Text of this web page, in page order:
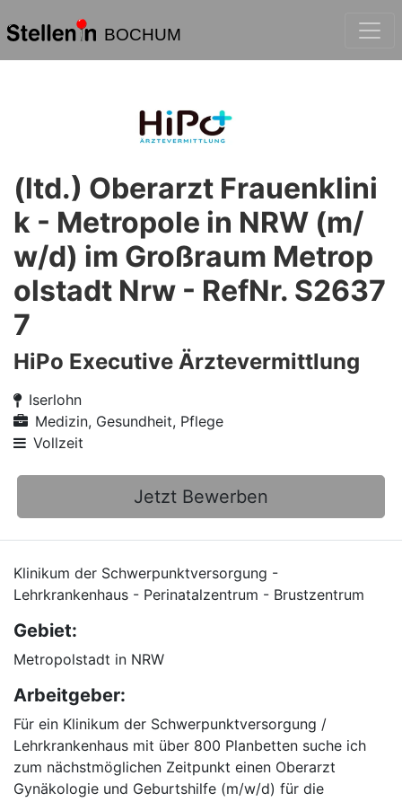
BOCHUM
(ltd.) Oberarzt Frauenklini
k - Metropole in NRW (m/
w/d) im Großraum Metrop
olstadt Nrw - RefNr. S2637
7
HiPo Executive Ärztevermittlung
Iserlohn
Medizin, Gesundheit, Pflege
Vollzeit
Jetzt Bewerben
Klinikum der Schwerpunktversorgung -
Lehrkrankenhaus - Perinatalzentrum - Brustzentrum
Gebiet:
Metropolstadt in NRW
Arbeitgeber:
Für ein Klinikum der Schwerpunktversorgung /
Lehrkrankenhaus mit über 800 Planbetten suche ich
zum nächstmöglichen Zeitpunkt einen Oberarzt
Gynäkologie und Geburtshilfe (m/w/d) für die